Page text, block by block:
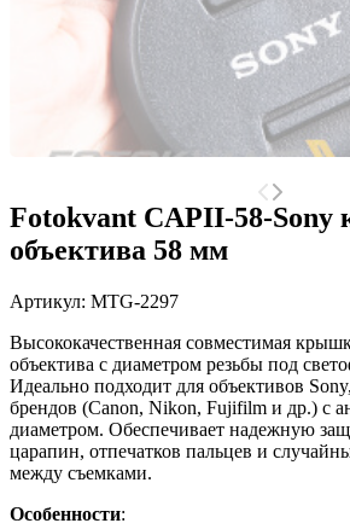
Fotokvant CAPII-58-
объектива 58 мм
Артикул: MTG-2297
Высококачественная совместимая
объектива с диаметром резьбы под
Идеально подходит для объективов
брендов (Canon, Nikon, Fujifilm и др.) с
диаметром. Обеспечивает надежную
царапин, отпечатков пальцев и
между съемками.
Особенности: